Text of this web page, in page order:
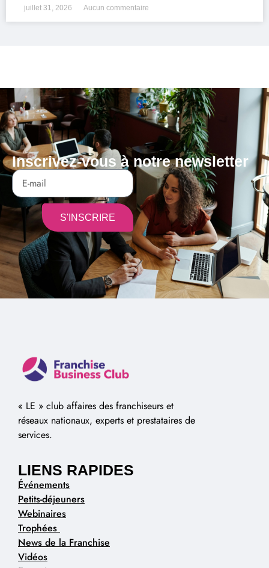
juillet 31, 2026 Aucun commentaire
Inscrivez-vous à notre newsletter
S'INSCRIRE
Alternative:
« LE » club affaires des franchiseurs et
réseaux nationaux, experts et prestataires de
services.
LIENS RAPIDES
Événements
Petits-déjeuners
Webinaires
Trophées
News de la Franchise
Vidéos